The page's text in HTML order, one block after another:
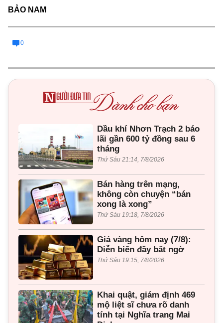
BẢO NAM
0
Dầu khí Nhơn Trạch 2 báo
lãi gần 600 tỷ đồng sau 6
tháng
Thứ Sáu 21:14, 7/8/2026
Bán hàng trên mạng,
không còn chuyện “bán
xong là xong”
Thứ Sáu 19:18, 7/8/2026
Giá vàng hôm nay (7/8):
Diễn biến đầy bất ngờ
Thứ Sáu 19:15, 7/8/2026
Khai quật, giám định 469
mộ liệt sĩ chưa rõ danh
tính tại Nghĩa trang Mai